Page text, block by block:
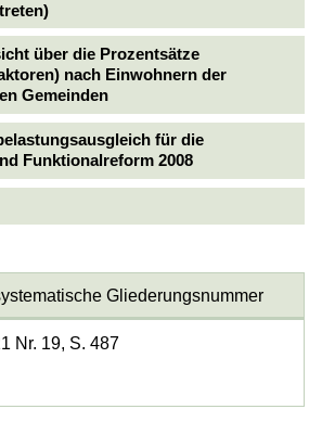
über die Prozentsätze
nach Einwohnern der
Gemeinden
für die
Funktionalreform 2008
Gliederungsnummer
Nr. 19, S. 487